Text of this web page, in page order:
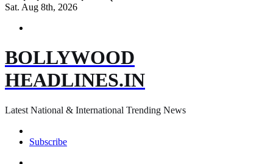
Sat. Aug 8th, 2026
BOLLYWOOD
HEADLINES.IN
Latest National & International Trending News
Subscribe